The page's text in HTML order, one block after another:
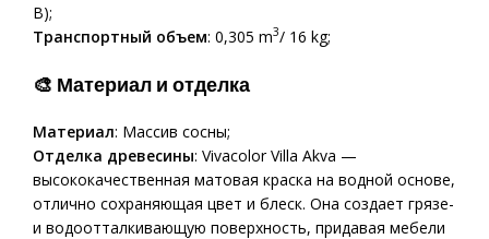
В);
Транспортный объем: 0,305 m3/ 16 kg;
🎨 Материал и отделка
Материал: Массив сосны;
Отделка древесины: Vivacolor Villa Akva —
высококачественная матовая краска на водной основе,
отлично сохраняющая цвет и блеск. Она создает грязе-
и водоотталкивающую поверхность, придавая мебели